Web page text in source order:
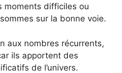
moments difficiles ou
sur la bonne voie.
aux nombres récurrents,
ils apportent des
de l’univers.